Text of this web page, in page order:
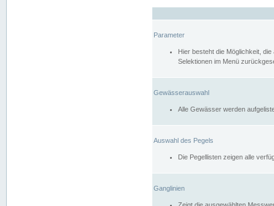
Parameter
Hier besteht die Möglichkeit,
Selektionen im Menü
Gewässerauswahl
Alle Gewässer werden
Auswahl des Pegels
Die Pegellisten zeigen alle
Ganglinien